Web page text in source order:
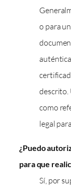
o para
descrito.
como
legal
¿Puedo
para que
Sí, por